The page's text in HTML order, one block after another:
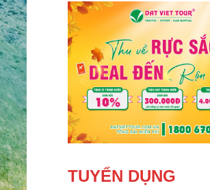
TUYỂN DỤNG